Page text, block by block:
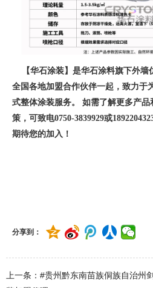
【华石涂装】是华石涂料旗下外墙
全国各地加盟合作伙伴一起，致力于
式整体涂装服务。 如需了解更多产
策，可致电0750-3839929或
期待您的加入！
分享到：
上一条：#贵州黔东南苗族侗族自治州